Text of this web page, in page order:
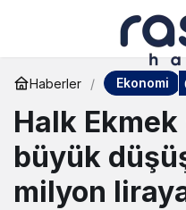
Haberler Ekonomi
Halk Ekmek
büyük
milyon